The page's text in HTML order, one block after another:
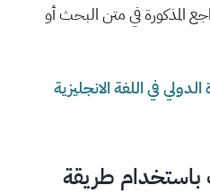
المذكورة في متن البحث أو
في اللغة الانجليزية
باستخدام طريقة